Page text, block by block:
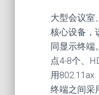
大型会议室
核心设备，
同显示终端
点4-8个、
用
终端之间采